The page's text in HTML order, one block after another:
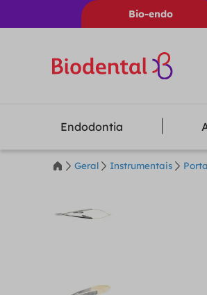
Bio-endo
Endodontia
Geral Instrumentais